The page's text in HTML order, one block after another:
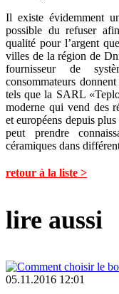
Il existe évidemment
possible du refuser
qualité pour l’argent
villes de la région de
fournisseur de
consommateurs
tels que la SARL
moderne qui vend des
et européens depuis
peut prendre
céramiques dans
retour à la liste >
lire aussi
05.11.2016 12:01